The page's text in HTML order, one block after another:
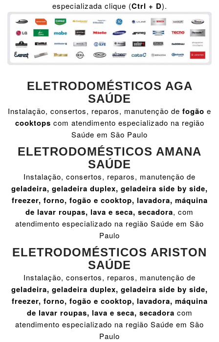
especializada clique (Ctrl + D).
ELETRODOMÉSTICOS AGA
SAÚDE
Instalação, consertos, reparos, manutenção de fogão e
cooktops com atendimento especializado na região
Saúde em São Paulo
ELETRODOMÉSTICOS AMANA
SAÚDE
Instalação, consertos, reparos, manutenção de
geladeira, geladeira duplex, geladeira side by side,
freezer, forno, fogão e cooktop, lavadora, máquina
de lavar roupas, lava e seca, secadora, com
atendimento especializado na região Saúde em São
Paulo
ELETRODOMÉSTICOS ARISTON
SAÚDE
Instalação, consertos, reparos, manutenção de
geladeira, geladeira duplex, geladeira side by side,
freezer, forno, fogão e cooktop, lavadora, máquina
de lavar roupas, lava e seca, secadora com
atendimento especializado na região Saúde em São
Paulo